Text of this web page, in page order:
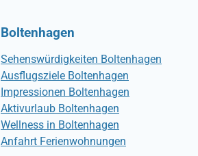
Boltenhagen
Sehenswürdigkeiten Boltenhagen
Ausflugsziele Boltenhagen
Impressionen Boltenhagen
Aktivurlaub Boltenhagen
Wellness in Boltenhagen
Anfahrt Ferienwohnungen